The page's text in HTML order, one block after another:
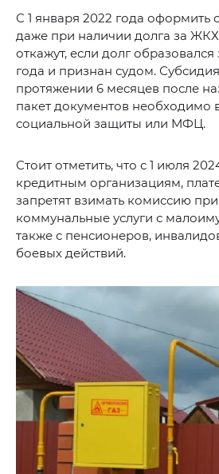
С 1 января 2022 года
даже при наличии долга за
откажут, если долг
года и признан судом.
протяжении 6 месяцев после
пакет документов необходимо
социальной защиты или МФЦ.
Стоит отметить, что с 1 июля
кредитным организациям,
запретят взимать комиссию
коммунальные услуги с
также с пенсионеров,
боевых действий.